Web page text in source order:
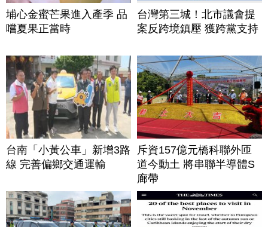
埔心金蜜芒果進入產季 品
嚐夏果正當時
台灣第三城！北市議會提
案反跨境鎮壓 獲跨黨支持
台南「小黃公車」新增3路
線 完善偏鄉交通運輸
斥資157億元橋科聯外匝
道今動土 將串聯半導體S
廊帶